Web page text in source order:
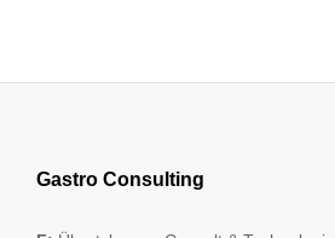
Gastro Consulting